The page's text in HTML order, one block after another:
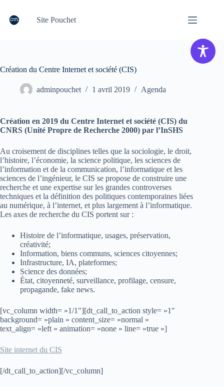
contenu
Site Pouchet
Création du Centre Internet et société (CIS)
adminpouchet 1 avril 2019 Agenda
Création en 2019 du Centre Internet et société (CIS) du
CNRS (Unité Propre de Recherche 2000) par l’InSHS
Au croisement de disciplines telles que la sociologie, le droit,
l’histoire, l’économie, la science politique, les sciences de
l’information et de la communication, l’informatique et les
sciences de l’ingénieur, le CIS se propose de construire une
recherche et une expertise sur les grandes controverses
techniques et la définition des politiques contemporaines liées
au numérique, à l’internet, et plus largement à l’informatique.
Les axes de recherche du CIS portent sur :
Histoire de l’informatique, usages, préservation,
créativité;
Information, biens communs, sciences citoyennes;
Infrastructure, IA, plateformes;
Science des données;
État, citoyenneté, surveillance, profilage, censure,
propagande, fake news.
[vc_column width= »1/1″][dt_call_to_action style= »1″
background= »plain » content_size= »normal »
text_align= »left » animation= »none » line= »true »]
Site internet du CIS
[/dt_call_to_action][/vc_column]